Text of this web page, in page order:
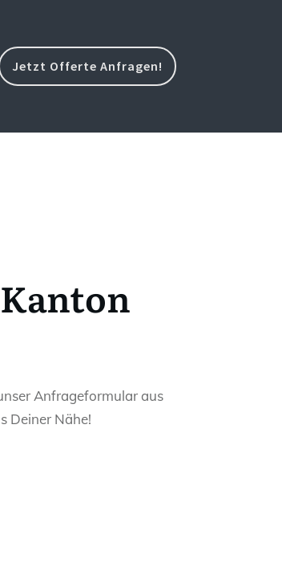
Jetzt Offerte Anfragen!
Anfrageformular aus
Deiner Nähe!